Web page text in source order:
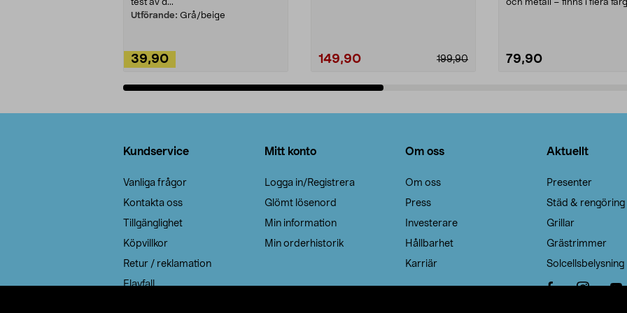
test av d...
Utförande: Grå/beige
39,90 199,90
149,90
och metall – finns i flera
79,90
Kundservice
Vanliga frågor
Kontakta oss
Tillgänglighet
Köpvillkor
Retur / reklamation
Elavfall
Mitt konto
Logga in/Registrera
Glömt lösenord
Min information
Min orderhistorik
Om oss
Om oss
Press
Investerare
Hållbarhet
Karriär
Aktuellt
Presenter
Städ & rengöring
Grillar
Grästrimmer
Solcellsbelysning